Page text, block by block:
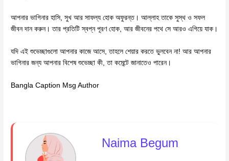
আপনার ভাগিনার হাসি, সুখ আর সাফল্য হোক অফুরন্ত। আল্লাহ তাকে সুস্থ ও সফল
জীবন দান করুন। তার প্রতিটি স্বপ্ন পূরণ হোক, আর জীবনের পথে সে আরও এগিয়ে যাক।
যদি এই শুভেচ্ছাগুলো আপনার কাজে আসে, তাহলে শেয়ার করতে ভুলবেন না! আর আপনার
ভাগিনার জন্য আপনার বিশেষ শুভেচ্ছা কী, তা কমেন্টে জানাতেও পারেন।
Bangla Caption Msg Author
Naima Begum